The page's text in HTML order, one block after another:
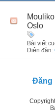
Oslo
Bài viết
Diễn đàn:
Đăng